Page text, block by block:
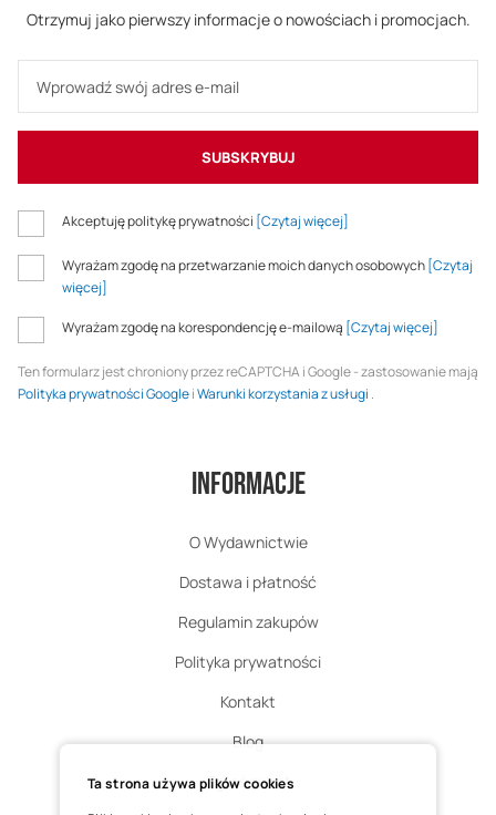
Otrzymuj jako pierwszy informacje o nowościach i promocjach.
SUBSKRYBUJ
Akceptuję politykę prywatności [Czytaj więcej]
Wyrażam zgodę na przetwarzanie moich danych osobowych[Czytaj
więcej]
Wyrażam zgodę na korespondencję e-mailową [Czytaj więcej]
Ten formularz jest chroniony przez reCAPTCHA i Google - zastosowanie mają
Polityka prywatności GoogleiWarunki korzystania z usługi .
Informacje
O Wydawnictwie
Dostawa i płatność
Regulamin zakupów
Polityka prywatności
Kontakt
Blog
Zgłoś zwrot
Ta strona używa plików cookies